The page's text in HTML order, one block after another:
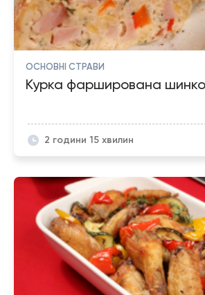
ОСНОВНІ СТРАВИ
Курка фарширована
2 години 15 хвилин